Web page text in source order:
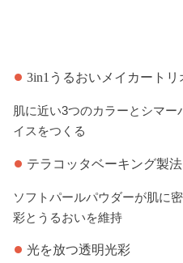
3in1うるおいメイカートリ
肌に近い3つのカラーとシマー
イスをつくる
テラコッタベーキング製法
ソフトパールパウダーが肌に
彩とうるおいを維持
光を放つ透明光彩